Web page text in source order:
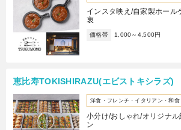
インスタ映え/自家製ホール
衷
価格帯 1,000～4,500円
恵比寿TOKISHIRAZU(エビストキシラズ)
洋食・フレンチ・イタリアン・和食
小分け/おしゃれ/オリジナ
ン